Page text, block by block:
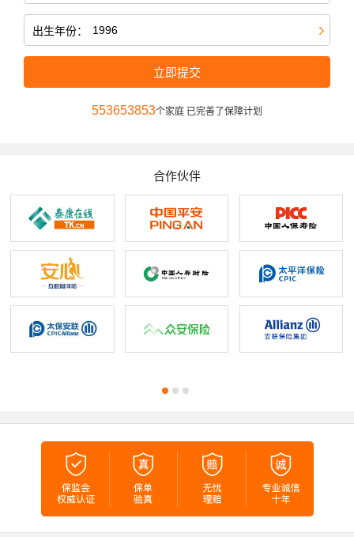
出生年份：
立即提交
553653853个家庭 已完善了保障计划
合作伙伴